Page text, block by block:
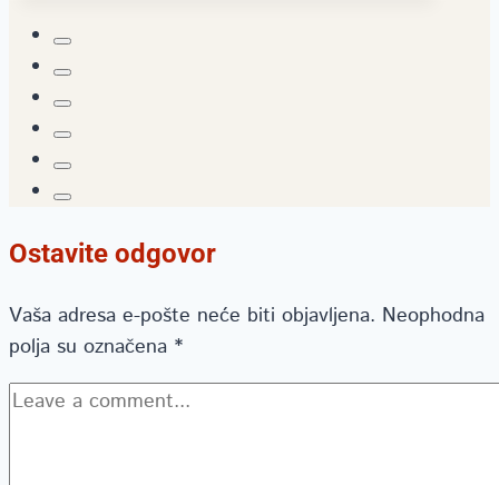
Ostavite odgovor
Vaša adresa e-pošte neće biti objavljena. Neophodna
polja su označena *